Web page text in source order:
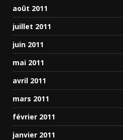
août 2011
juillet 2011
juin 2011
mai 2011
avril 2011
mars 2011
février 2011
janvier 2011